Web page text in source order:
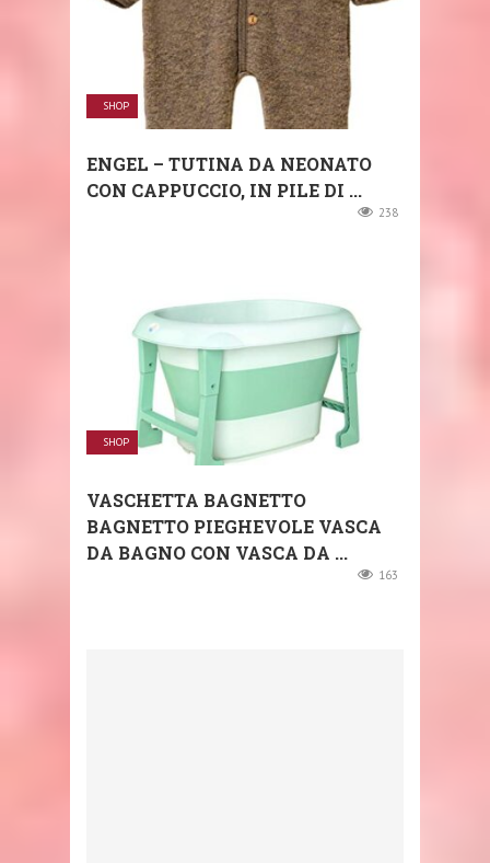
SHOP
ENGEL – TUTINA DA NEONATO
CON CAPPUCCIO, IN PILE DI ...
238
SHOP
VASCHETTA BAGNETTO
BAGNETTO PIEGHEVOLE VASCA
DA BAGNO CON VASCA DA ...
163